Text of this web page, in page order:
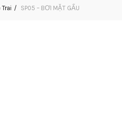
SP05 – BƠI MẶT GẤU